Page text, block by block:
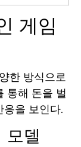
게임
한 방식으로
통해 돈을 벌
응을 보인다.
모델